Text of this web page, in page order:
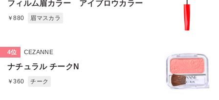
フィルム眉カラー アイブロウカラー
￥880 眉マスカラ
4位 CEZANNE
ナチュラル チークN
￥360 チーク